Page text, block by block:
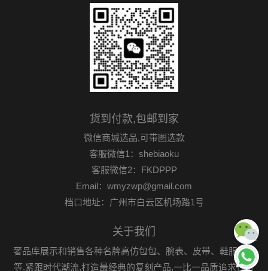
货到付款,包邮到家
微信商城选品,可带图选款
客服微信1：shebiaoku
客服微信2：FKDPPP
Email：wmyzwp@gmail.com
档口地址：广州市白云区机场路1号
关于我们
奢品库展示和销售各种名牌高仿包包、腕表、皮带、鞋服首饰
等.紧跟时代潮流,打造最经典的复刻产品,一比一品质追求性价